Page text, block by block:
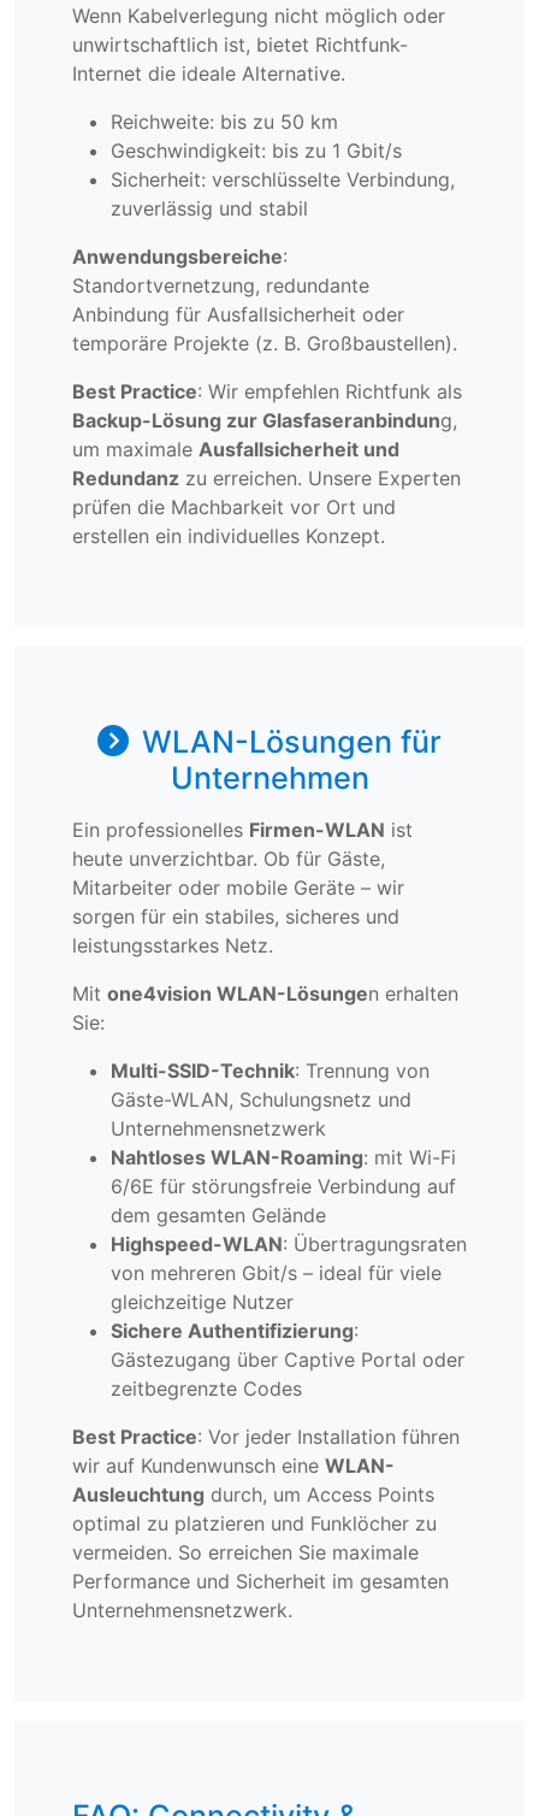
Wenn Kabelverlegung nicht möglich oder
unwirtschaftlich ist, bietet Richtfunk-
Internet die ideale Alternative.
Reichweite: bis zu 50 km
Geschwindigkeit: bis zu 1 Gbit/s
Sicherheit: verschlüsselte Verbindung,
zuverlässig und stabil
Anwendungsbereiche:
Standortvernetzung, redundante
Anbindung für Ausfallsicherheit oder
temporäre Projekte (z. B. Großbaustellen).
Best Practice: Wir empfehlen Richtfunk als
Backup-Lösung zur Glasfaseranbindung,
um maximale Ausfallsicherheit und
Redundanz zu erreichen. Unsere Experten
prüfen die Machbarkeit vor Ort und
erstellen ein individuelles Konzept.
WLAN-Lösungen für
Unternehmen
Ein professionelles Firmen-WLAN ist
heute unverzichtbar. Ob für Gäste,
Mitarbeiter oder mobile Geräte – wir
sorgen für ein stabiles, sicheres und
leistungsstarkes Netz.
Mit one4vision WLAN-Lösungen erhalten
Sie:
Multi-SSID-Technik: Trennung von
Gäste-WLAN, Schulungsnetz und
Unternehmensnetzwerk
Nahtloses WLAN-Roaming: mit Wi-Fi
6/6E für störungsfreie Verbindung auf
dem gesamten Gelände
Highspeed-WLAN: Übertragungsraten
von mehreren Gbit/s – ideal für viele
gleichzeitige Nutzer
Sichere Authentifizierung:
Gästezugang über Captive Portal oder
zeitbegrenzte Codes
Best Practice: Vor jeder Installation führen
wir auf Kundenwunsch eine WLAN-
Ausleuchtung durch, um Access Points
optimal zu platzieren und Funklöcher zu
vermeiden. So erreichen Sie maximale
Performance und Sicherheit im gesamten
Unternehmensnetzwerk.